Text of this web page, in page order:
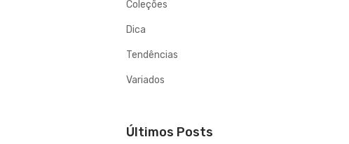
Coleções
Dica
Tendências
Variados
Últimos Posts